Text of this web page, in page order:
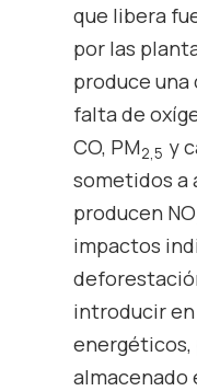
que libera
por las
produce
falta de
CO, PM2,5 y
sometidos a
producen NO
impactos
introducir
energéticos,
almacenado